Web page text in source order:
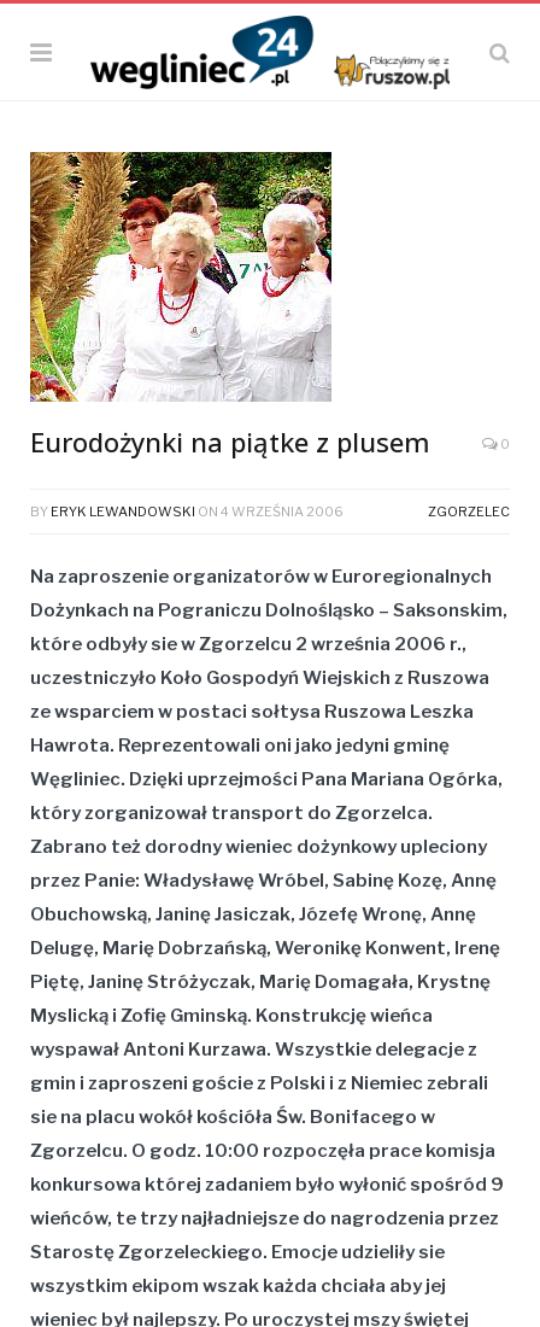
Eurodożynki na piątke z plusem 0
BY ERYK LEWANDOWSKI ON 4 WRZEŚNIA 2006 ZGORZELEC
Na zaproszenie organizatorów w Euroregionalnych
Dożynkach na Pograniczu Dolnośląsko – Saksonskim,
które odbyły sie w Zgorzelcu 2 września 2006 r.,
uczestniczyło Koło Gospodyń Wiejskich z Ruszowa
ze wsparciem w postaci sołtysa Ruszowa Leszka
Hawrota. Reprezentowali oni jako jedyni gminę
Węgliniec. Dzięki uprzejmości Pana Mariana Ogórka,
który zorganizował transport do Zgorzelca.
Zabrano też dorodny wieniec dożynkowy upleciony
przez Panie: Władysławę Wróbel, Sabinę Kozę, Annę
Obuchowską, Janinę Jasiczak, Józefę Wronę, Annę
Delugę, Marię Dobrzańską, Weronikę Konwent, Irenę
Piętę, Janinę Stróżyczak, Marię Domagała, Krystnę
Myslicką i Zofię Gminską. Konstrukcję wieńca
wyspawałAntoni Kurzawa. Wszystkie delegacje z
gmin i zaproszeni goście z Polski i z Niemiec zebrali
sie na placu wokół kościóła Św. Bonifacego w
Zgorzelcu. O godz. 10:00 rozpoczęła prace komisja
konkursowa której zadaniem było wyłonić spośród 9
wieńców, te trzy najładniejsze do nagrodzenia przez
Starostę Zgorzeleckiego. Emocje udzieliły sie
wszystkim ekipom wszak każda chciała aby jej
wieniec był najlepszy. Po uroczystej mszy świętej